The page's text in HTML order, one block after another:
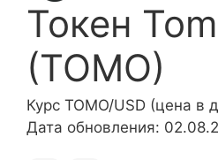
Токен
(TOMO)
Курс TOMO/USD (цена в
Дата обновления: